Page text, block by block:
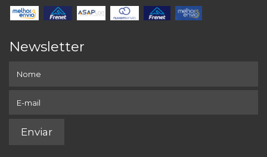
Newsletter